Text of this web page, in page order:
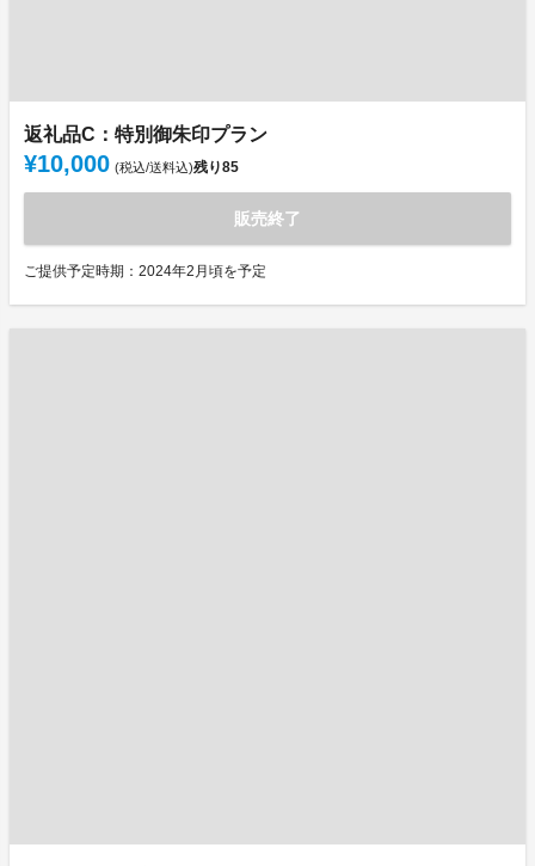
返礼品C：特別御朱印プラン
¥10,000 (税込/送料込)残り85
販売終了
ご提供予定時期：2024年2月頃を予定